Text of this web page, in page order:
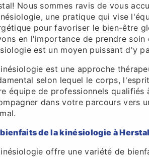
Nous sommes ravis de vous
une pratique qui vise
pour favoriser le bien-être
en l'importance de prendre
est un moyen puissant d'y
est une approche
selon lequel le corps,
équipe de professionnels qualifiés
dans votre parcours vers
de la kinésiologie à Herstal
offre une variété de